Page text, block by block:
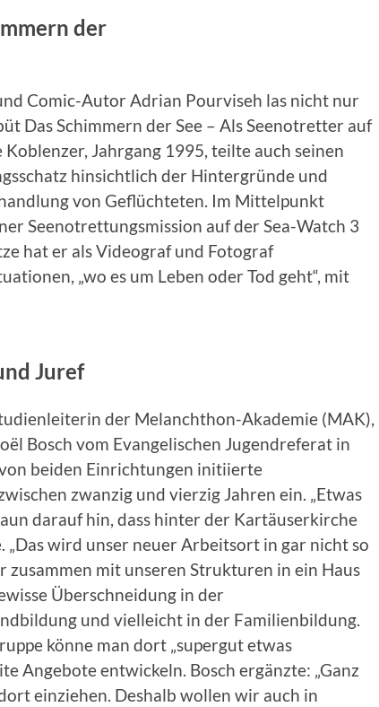
der
Comic-Autor Adrian Pourviseh las nicht nur
Das Schimmern der See – Als Seenotretter auf
Jahrgang 1995, teilte auch seinen
hinsichtlich der Hintergründe und
von Geflüchteten. Im Mittelpunkt
Seenotrettungsmission auf der Sea-Watch 3
hat er als Videograf und Fotograf
„wo es um Leben oder Tod geht“, mit
Juref
der Melanchthon-Akademie (MAK),
Bosch vom Evangelischen Jugendreferat in
beiden Einrichtungen initiierte
zwanzig und vierzig Jahren ein. „Etwas
darauf hin, dass hinter der Kartäuserkirche
„Das wird unser neuer Arbeitsort in gar nicht so
mit unseren Strukturen in ein Haus
Überschneidung in der
und vielleicht in der Familienbildung.
könne man dort „supergut etwas
Angebote entwickeln. Bosch ergänzte: „Ganz
einziehen. Deshalb wollen wir auch in